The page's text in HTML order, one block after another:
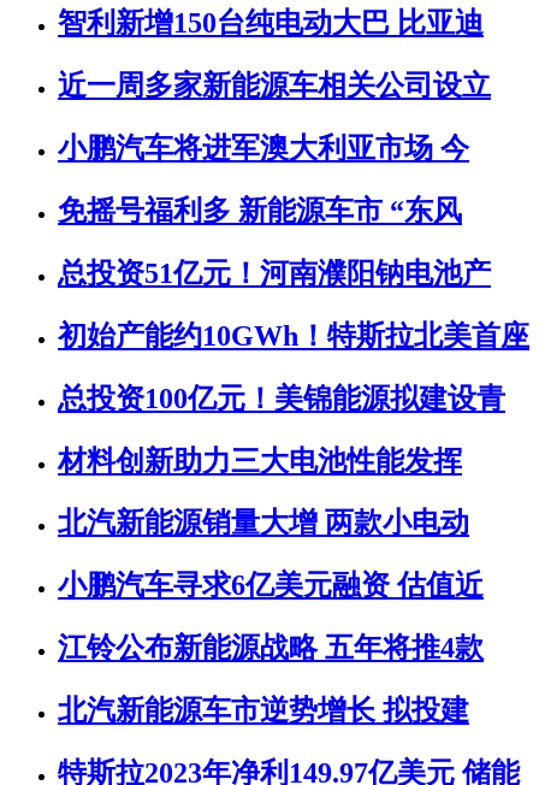
智利新增150台纯电动大巴 比亚迪
近一周多家新能源车相关公司设立
小鹏汽车将进军澳大利亚市场 今
免摇号福利多 新能源车市 “东风
总投资51亿元！河南濮阳钠电池产
初始产能约10GWh！特斯拉北美首座
总投资100亿元！美锦能源拟建设青
材料创新助力三大电池性能发挥
北汽新能源销量大增 两款小电动
小鹏汽车寻求6亿美元融资 估值近
江铃公布新能源战略 五年将推4款
北汽新能源车市逆势增长 拟投建
特斯拉2023年净利149.97亿美元 储能